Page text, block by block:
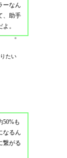
ーなん
、助手
。
たい
も
なるん
繋がる